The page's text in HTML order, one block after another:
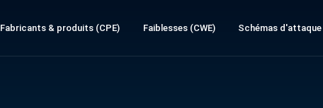
Fabricants & produits (CPE) Faiblesses (CWE) Schémas d'attaque